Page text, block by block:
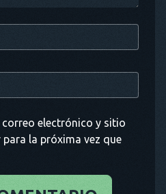
electrónico y sitio
la próxima vez que